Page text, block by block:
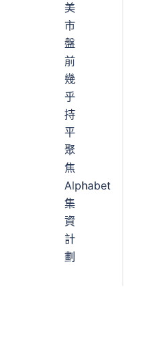
美
市
盤
前
幾
乎
持
平
聚
焦
Alphabet
集
資
計
劃